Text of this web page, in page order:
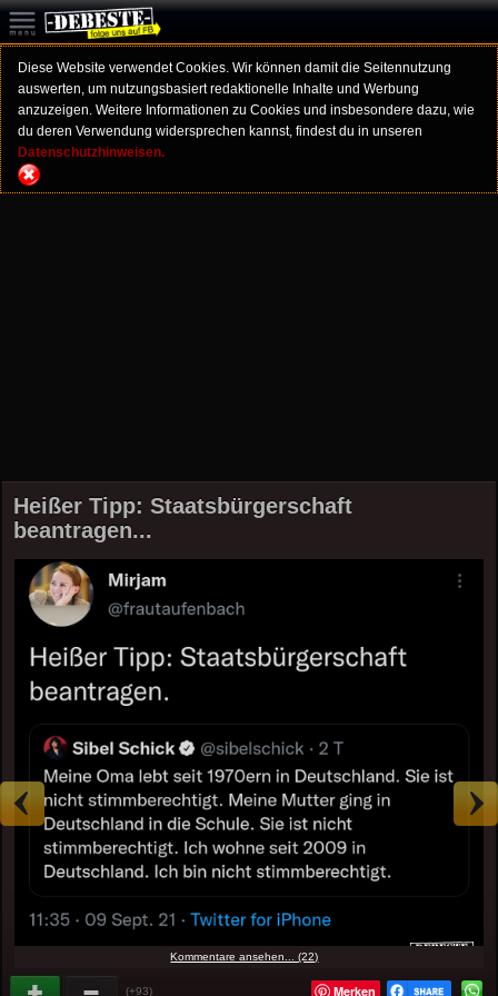
Diese Website verwendet Cookies. Wir können damit die Seitennutzung
auswerten, um nutzungsbasiert redaktionelle Inhalte und Werbung
anzuzeigen. Weitere Informationen zu Cookies und insbesondere dazu, wie
du deren Verwendung widersprechen kannst, findest du in unseren
Datenschutzhinweisen.
Heißer Tipp: Staatsbürgerschaft
beantragen...
Kommentare ansehen... (22)
(+93) Merken